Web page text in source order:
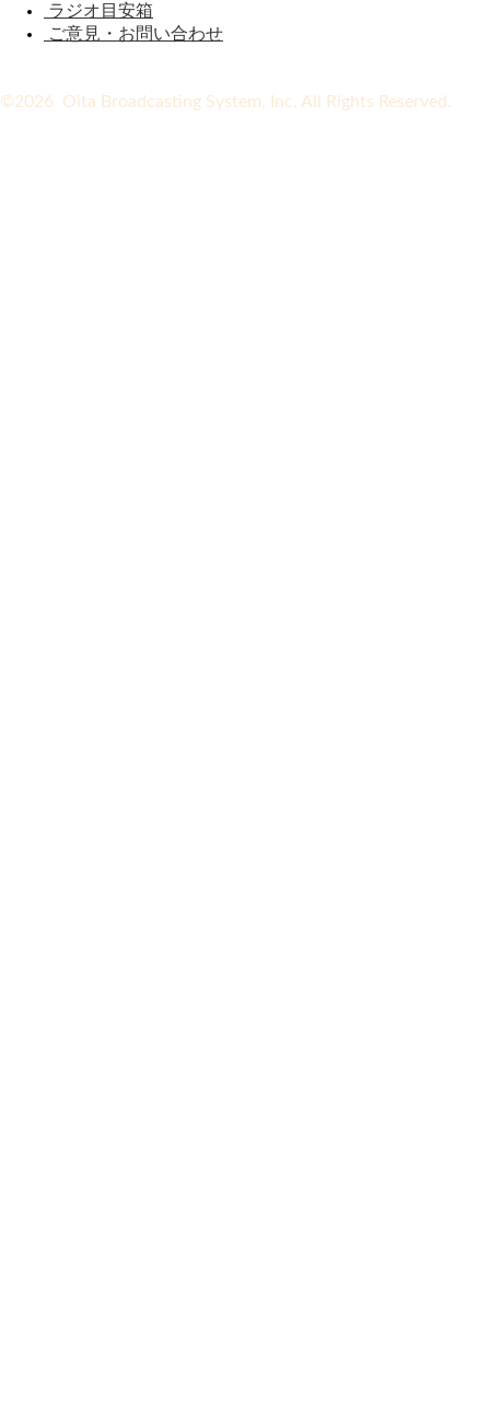
ラジオ目安箱
ご意見・お問い合わせ
©2026 Oita Broadcasting System, Inc. All Rights Reserved.